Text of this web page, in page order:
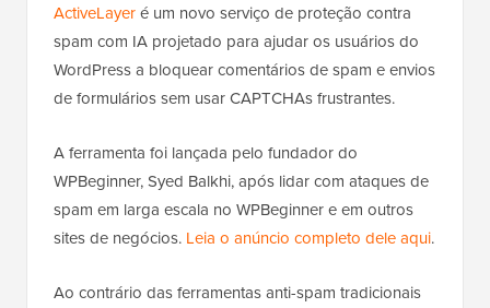
ActiveLayeré um novo serviço de proteção contra
spam com IA projetado para ajudar os usuários do
WordPress a bloquear comentários de spam e envios
de formulários sem usar CAPTCHAs frustrantes.
A ferramenta foi lançada pelo fundador do
WPBeginner, Syed Balkhi, após lidar com ataques de
spam em larga escala no WPBeginner e em outros
sites de negócios. Leia o anúncio completo dele aqui.
Ao contrário das ferramentas anti-spam tradicionais